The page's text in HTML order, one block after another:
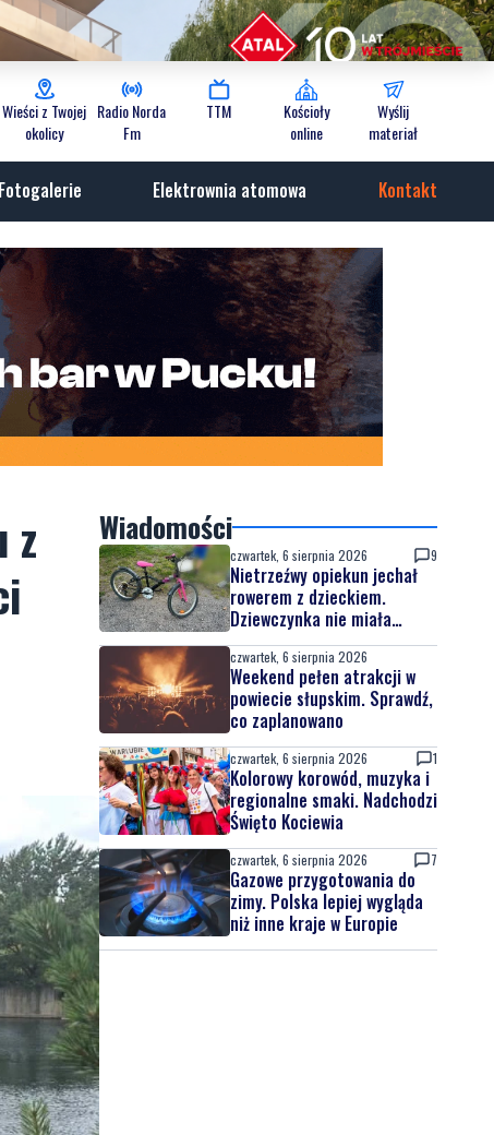
Wieści z Twojej
okolicy
Radio Norda
Fm
TTM
Kościoły
online
Wyślij
materiał
Fotogalerie Elektrownia atomowa Kontakt
z
Wiadomości
czwartek, 6 sierpnia 2026 9
Nietrzeźwy opiekun jechał
rowerem z dzieckiem.
Dziewczynka nie miała
kasku
czwartek, 6 sierpnia 2026
Weekend pełen atrakcji w
powiecie słupskim. Sprawdź,
co zaplanowano
czwartek, 6 sierpnia 2026 1
Kolorowy korowód, muzyka i
regionalne smaki. Nadchodzi
Święto Kociewia
czwartek, 6 sierpnia 2026 7
Gazowe przygotowania do
zimy. Polska lepiej wygląda
niż inne kraje w Europie